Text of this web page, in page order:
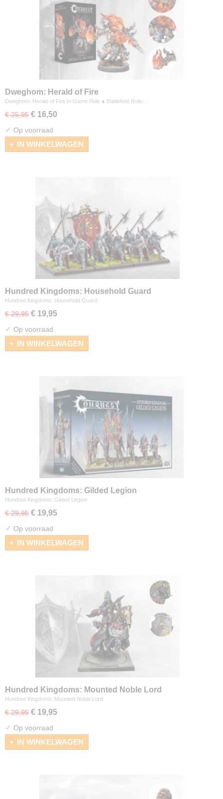
Dweghom: Herald of Fire
Dweghom: Herald of Fire In Game Role ● Battlefield Role:…
€ 25,95 € 16,50
✓ Op voorraad
IN WINKELWAGEN
Hundred Kingdoms: Household Guard
Hundred Kingdoms: Household Guard
€ 29,95 € 19,95
✓ Op voorraad
IN WINKELWAGEN
Hundred Kingdoms: Gilded Legion
Hundred Kingdoms: Gilded Legion
€ 29,95 € 19,95
✓ Op voorraad
IN WINKELWAGEN
Hundred Kingdoms: Mounted Noble Lord
Hundred Kingdoms: Mounted Noble Lord
€ 29,95 € 19,95
✓ Op voorraad
IN WINKELWAGEN